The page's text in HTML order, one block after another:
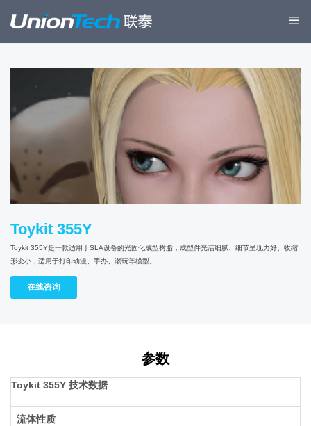
Toykit 355Y
Toykit 355Y是一款适用于SLA设备的光固化成型树脂，成型件光洁细腻、细节呈现力好、收缩
形变小，适用于打印动漫、手办、潮玩等模型。
在线咨询
参数
Toykit 355Y 技术数据
流体性质